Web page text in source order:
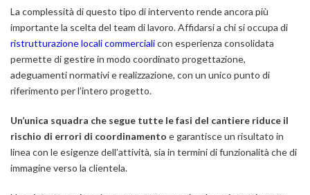
La complessità di questo tipo di intervento rende ancora più
importante la scelta del team di lavoro. Affidarsi a chi si occupa di
ristrutturazione locali commercialicon esperienza consolidata
permette di gestire in modo coordinato progettazione,
adeguamenti normativi e realizzazione, con un unico punto di
riferimento per l’intero progetto.
Un’unica squadra che segue tutte le fasi del cantiere riduce il
rischio di errori di coordinamento e garantisce un risultato in
linea con le esigenze dell’attività, sia in termini di funzionalità che di
immagine verso la clientela.